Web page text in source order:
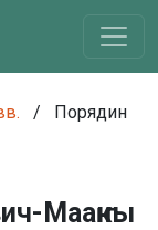
/
Порядин
Мааҥкы